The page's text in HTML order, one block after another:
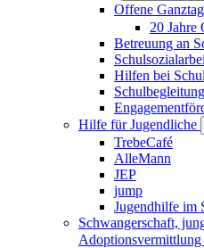
Offene
20 Jahre
Betreuung an
Hilfen bei
Schulbegleitung
Hilfe für Jugendliche
TrebeCafé
AlleMann
JEP
jump
Jugendhilfe im
Schwangerschaft,
Adoptionsvermittlung